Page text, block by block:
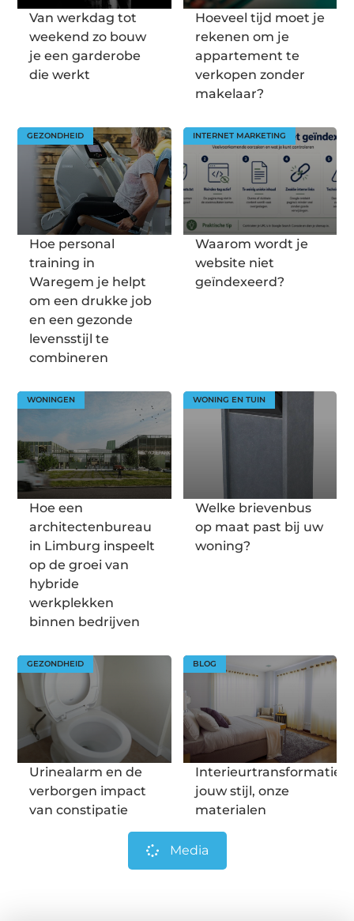
Van werkdag tot
weekend zo bouw
je een garderobe
die werkt
Hoeveel tijd moet je
rekenen om je
appartement te
verkopen zonder
makelaar?
GEZONDHEID
Hoe personal
training in
Waregem je helpt
om een drukke job
en een gezonde
levensstijl te
combineren
INTERNET MARKETING
Waarom wordt je
website niet
geïndexeerd?
WONINGEN
Hoe een
architectenbureau
in Limburg inspeelt
op de groei van
hybride
werkplekken
binnen bedrijven
WONING EN TUIN
Welke brievenbus
op maat past bij uw
woning?
GEZONDHEID
Urinealarm en de
verborgen impact
van constipatie
BLOG
Interieurtransformatie:
jouw stijl, onze
materialen
Media